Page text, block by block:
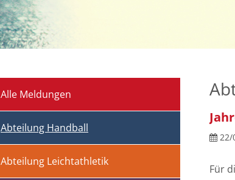
Alle Meldungen
Abteilung Handball
Abteilung Leichtathletik
22/
Für